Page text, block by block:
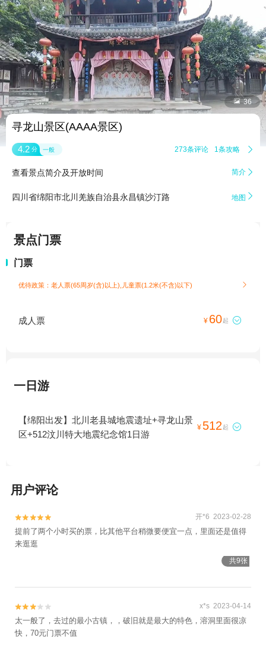
 36
寻龙山景区(AAAA景区)
4.2 分 一般 273条评论 1条攻略 
查看景点简介及开放时间 简介 
四川省绵阳市北川羌族自治县永昌镇沙汀路 地图 
景点门票
门票
优待政策：老人票(65周岁(含)以上),儿童票(1.2米(不含)以下) 
成人票 ¥ 60起 
一日游
【绵阳出发】北川老县城地震遗址+寻龙山景
区+512汶川特大地震纪念馆1日游
¥ 512 起 
用户评论

 开*6 2023-02-28
提前了两个小时买的票，比其他平台稍微要便宜一点，里面还是值得
来逛逛
共9张

 x*s 2023-04-14
太一般了，去过的最小古镇，，破旧就是最大的特色，溶洞里面很凉
快，70元门票不值
